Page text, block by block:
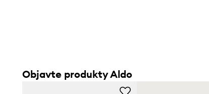
Objavte produkty Aldo